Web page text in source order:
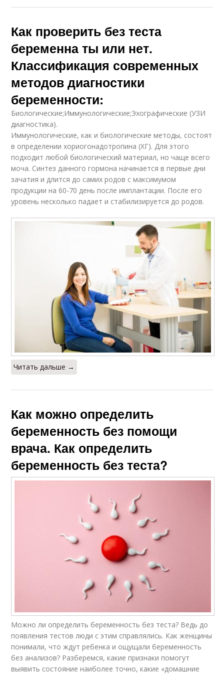
Как проверить без теста
беременна ты или нет.
Классификация современных
методов диагностики
беременности:
Биологические;Иммунологические;Эхографические (УЗИ
диагностика).
Иммунологические, как и биологические методы, состоят
в определении хориогонадотропина (ХГ). Для этого
подходит любой биологический материал, но чаще всего
моча. Синтез данного гормона начинается в первые дни
зачатия и длится до самих родов с максимумом
продукции на 60-70 день после имплантации. После его
уровень несколько падает и стабилизируется до родов.
Читать дальше →
Как можно определить
беременность без помощи
врача. Как определить
беременность без теста?
Можно ли определить беременность без теста? Ведь до
появления тестов люди с этим справлялись. Как женщины
понимали, что ждут ребенка и ощущали беременность
без анализов? Разберемся, какие признаки помогут
выявить состояние наиболее точно, какие «домашние